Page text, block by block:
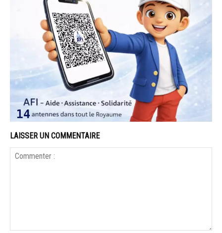
LAISSER UN COMMENTAIRE